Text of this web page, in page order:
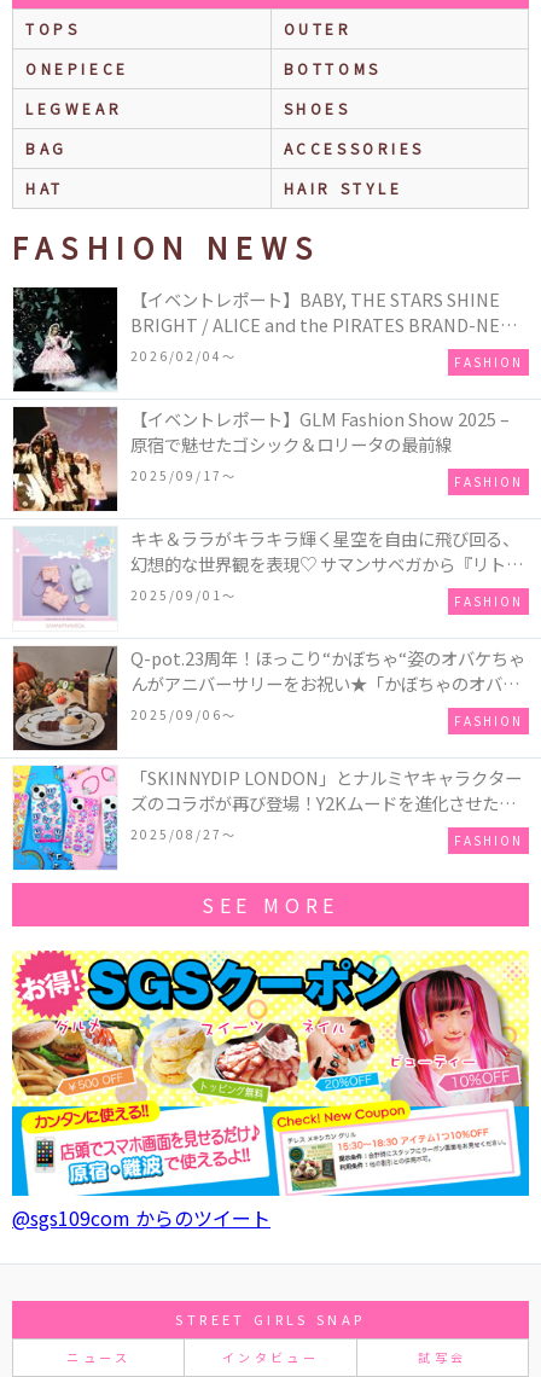
TOPS
OUTER
ONEPIECE
BOTTOMS
LEGWEAR
SHOES
BAG
ACCESSORIES
HAT
HAIR STYLE
FASHION NEWS
【イベントレポート】BABY, THE STARS SHINE
BRIGHT / ALICE and the PIRATES BRAND-NEW
COLLECTION in TOKYO
2026/02/04〜 FASHION
【イベントレポート】GLM Fashion Show 2025 –
原宿で魅せたゴシック＆ロリータの最前線
2025/09/17〜 FASHION
キキ＆ララがキラキラ輝く星空を自由に飛び回る、
幻想的な世界観を表現♡ サマンサベガから『リトル
ツインスターズ』50周年アニバーサリーイヤー』を
2025/09/01〜 FASHION
Q-pot.23周年！ほっこり“かぼちゃ“姿のオバケちゃ
んがアニバーサリーをお祝い★「かぼちゃのオバケ
ーキアクセサリー」が新発売！Q-pot CAFE.では
「かぼちゃのオバケーキプレート」も登場
2025/09/06〜 FASHION
「SKINNYDIP LONDON」とナルミヤキャラクター
ズのコラボが再び登場！Y2Kムードを進化させた新
作コレクションを発売♪
2025/08/27〜 FASHION
SEE MORE
@sgs109com からのツイート
STREET GIRLS SNAP
ニュース インタビュー 試写会